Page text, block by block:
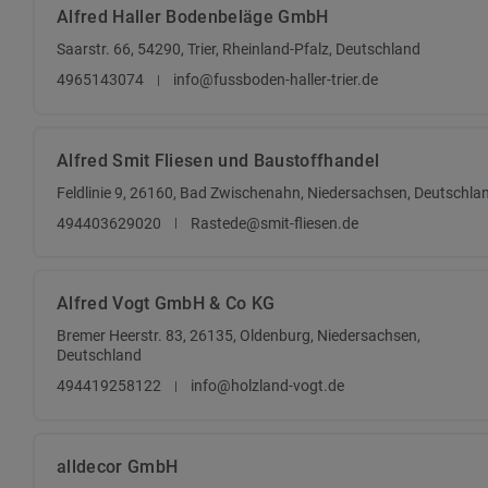
Alfred Haller Bodenbeläge GmbH
Saarstr. 66, 54290, Trier, Rheinland-Pfalz, Deutschland
4965143074
info@fussboden-haller-trier.de
Alfred Smit Fliesen und Baustoffhandel
Feldlinie 9, 26160, Bad Zwischenahn, Niedersachsen,
494403629020
Rastede@smit-fliesen.de
Alfred Vogt GmbH & Co KG
Bremer Heerstr. 83, 26135, Oldenburg, Niedersachsen,
Deutschland
494419258122
info@holzland-vogt.de
alldecor GmbH